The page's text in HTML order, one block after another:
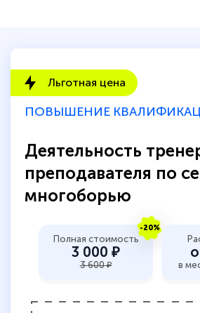
Льготная цена
ПОВЫШЕНИЕ
Деятельность
преподавателя по
многоборью
-20%
Полная стоимость
3 000 ₽
3 600 ₽ в